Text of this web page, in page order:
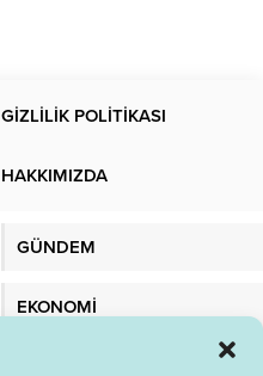
GİZLİLİK POLİTİKASI
HAKKIMIZDA
GÜNDEM
EKONOMİ